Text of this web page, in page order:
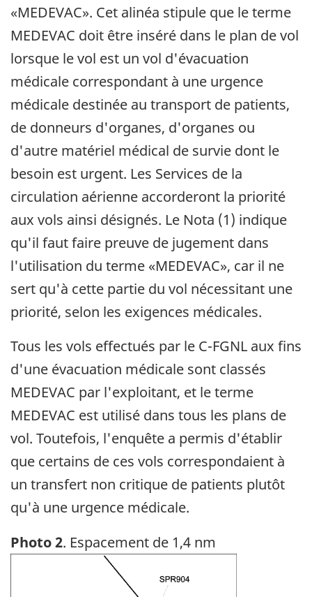
«MEDEVAC». Cet alinéa stipule que le terme
MEDEVAC doit être inséré dans le plan de vol
lorsque le vol est un vol d'évacuation
médicale correspondant à une urgence
médicale destinée au transport de patients,
de donneurs d'organes, d'organes ou
d'autre matériel médical de survie dont le
besoin est urgent. Les Services de la
circulation aérienne accorderont la priorité
aux vols ainsi désignés. Le Nota (1) indique
qu'il faut faire preuve de jugement dans
l'utilisation du terme «MEDEVAC», car il ne
sert qu'à cette partie du vol nécessitant une
priorité, selon les exigences médicales.
Tous les vols effectués par le C-FGNL aux fins
d'une évacuation médicale sont classés
MEDEVAC par l'exploitant, et le terme
MEDEVAC est utilisé dans tous les plans de
vol. Toutefois, l'enquête a permis d'établir
que certains de ces vols correspondaient à
un transfert non critique de patients plutôt
qu'à une urgence médicale.
Photo 2. Espacement de 1,4 nm